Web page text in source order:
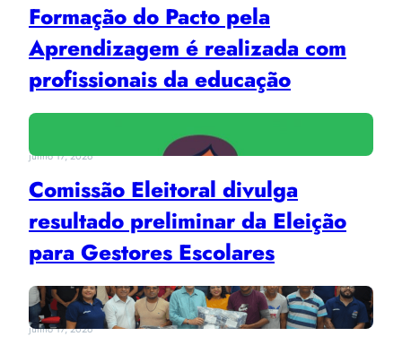
Formação do Pacto pela
Aprendizagem é realizada com
profissionais da educação
junho 17, 2026
Comissão Eleitoral divulga
resultado preliminar da Eleição
para Gestores Escolares
junho 17, 2026